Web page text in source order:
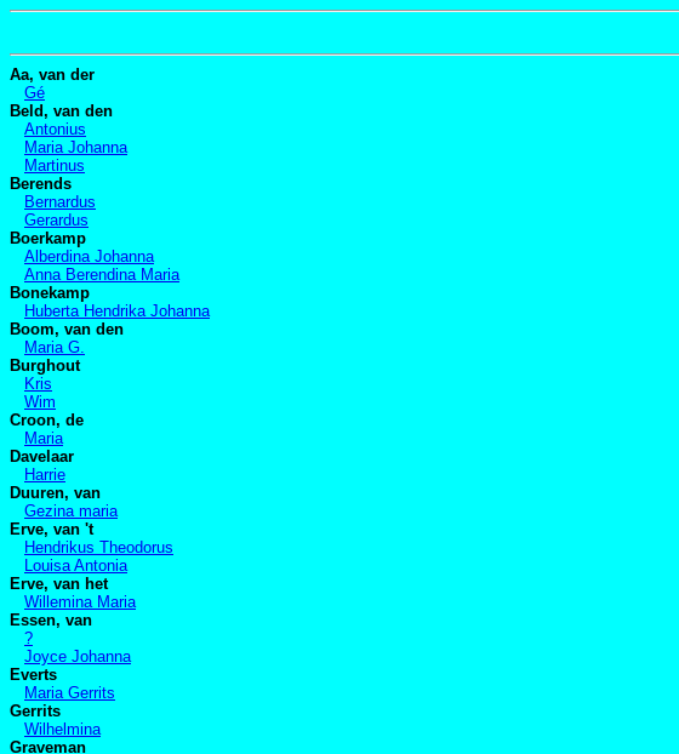
Aa, van der
Gé
Beld, van den
Antonius
Maria Johanna
Martinus
Berends
Bernardus
Gerardus
Boerkamp
Alberdina Johanna
Anna Berendina Maria
Bonekamp
Huberta Hendrika Johanna
Boom, van den
Maria G.
Burghout
Kris
Wim
Croon, de
Maria
Davelaar
Harrie
Duuren, van
Gezina maria
Erve, van 't
Hendrikus Theodorus
Louisa Antonia
Erve, van het
Willemina Maria
Essen, van
?
Joyce Johanna
Everts
Maria Gerrits
Gerrits
Wilhelmina
Graveman